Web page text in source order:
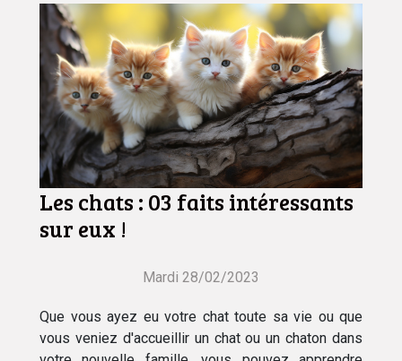
Les chats : 03 faits intéressants
sur eux !
Mardi 28/02/2023
Que vous ayez eu votre chat toute sa vie ou que
vous veniez d'accueillir un chat ou un chaton dans